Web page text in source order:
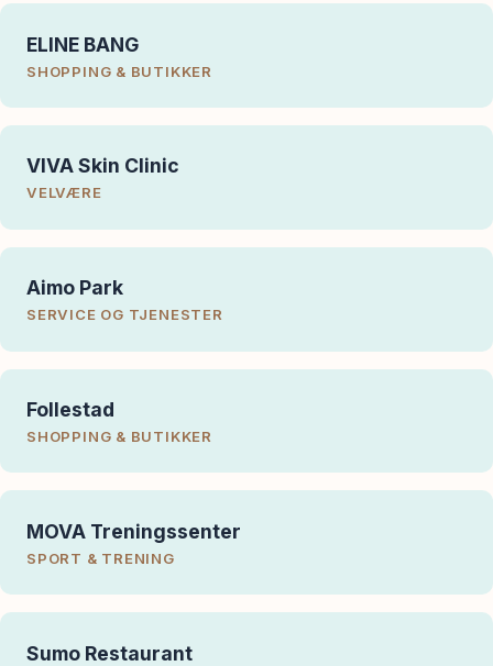
ELINE BANG
SHOPPING & BUTIKKER
VIVA Skin Clinic
VELVÆRE
Aimo Park
SERVICE OG TJENESTER
Follestad
SHOPPING & BUTIKKER
MOVA Treningssenter
SPORT & TRENING
Sumo Restaurant